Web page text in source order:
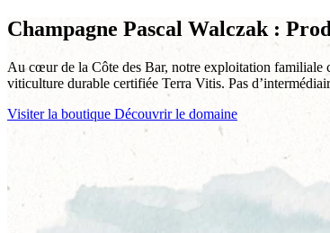
Champagne Pascal Walczak :
Au cœur de la Côte des Bar, notre exploitation familiale
viticulture durable certifiée Terra Vitis. Pas
Visiter la boutique Découvrir le domaine